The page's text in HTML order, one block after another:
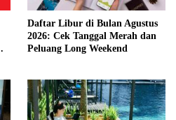
Daftar Libur di Bulan Agustus
2026: Cek Tanggal Merah dan
Peluang Long Weekend